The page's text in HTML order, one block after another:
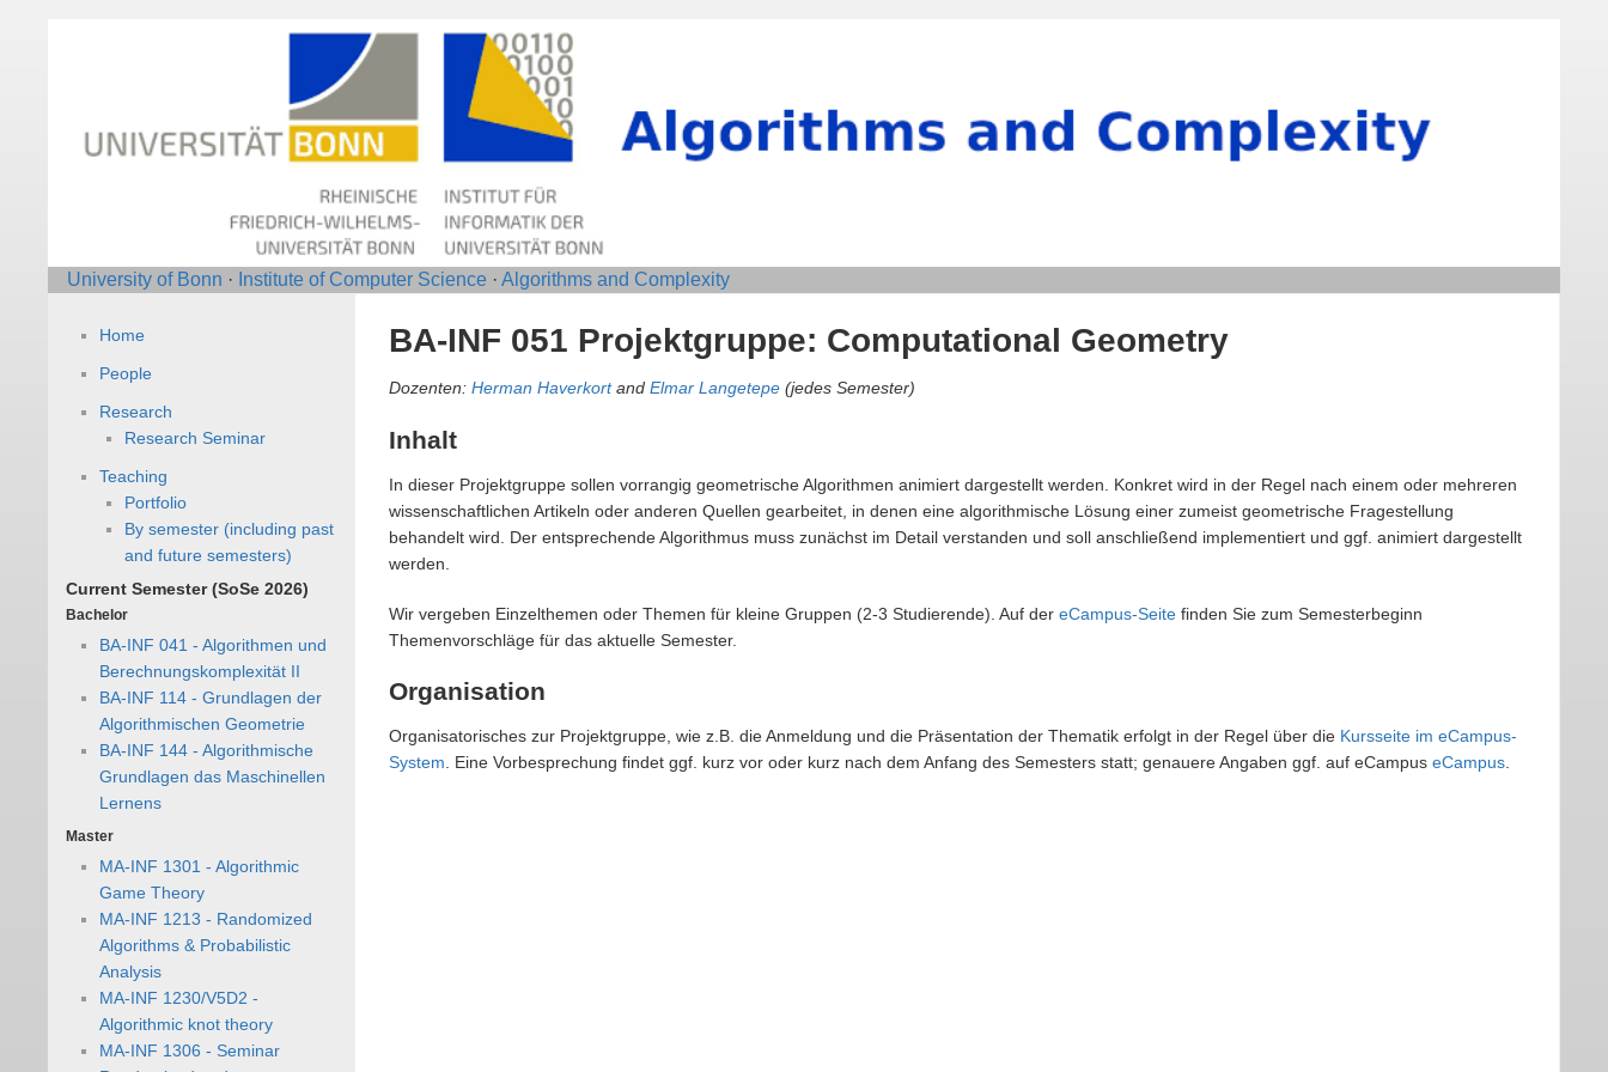
University of Bonn · Institute of Computer Science · Algorithms and Complexity
Home
People
Research
Research Seminar
Teaching
Portfolio
By semester (including past
and future semesters)
Current Semester (SoSe 2026)
Bachelor
BA-INF 041 - Algorithmen und
Berechnungskomplexität II
BA-INF 114 - Grundlagen der
Algorithmischen Geometrie
BA-INF 144 - Algorithmische
Grundlagen das Maschinellen
Lernens
Master
MA-INF 1301 - Algorithmic
Game Theory
MA-INF 1213 - Randomized
Algorithms & Probabilistic
Analysis
MA-INF 1230/V5D2 -
Algorithmic knot theory
MA-INF 1306 - Seminar
BA-INF 051 Projektgruppe: Computational Geometry
Dozenten: Herman Haverkortand Elmar Langetepe (jedes Semester)
Inhalt
In dieser Projektgruppe sollen vorrangig geometrische Algorithmen animiert dargestellt werden. Konkret wird in der Regel nach einem oder mehreren
wissenschaftlichen Artikeln oder anderen Quellen gearbeitet, in denen eine algorithmische Lösung einer zumeist geometrische Fragestellung
behandelt wird. Der entsprechende Algorithmus muss zunächst im Detail verstanden und soll anschließend implementiert und ggf. animiert dargestellt
werden.
Wir vergeben Einzelthemen oder Themen für kleine Gruppen (2-3 Studierende). Auf der eCampus-Seite finden Sie zum Semesterbeginn
Themenvorschläge für das aktuelle Semester.
Organisation
Organisatorisches zur Projektgruppe, wie z.B. die Anmeldung und die Präsentation der Thematik erfolgt in der Regel über die Kursseite im eCampus-
System. Eine Vorbesprechung findet ggf. kurz vor oder kurz nach dem Anfang des Semesters statt; genauere Angaben ggf. auf eCampus eCampus.